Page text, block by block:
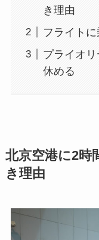
き理由
フライト
プライオ
休める
北京空港に2時
き理由